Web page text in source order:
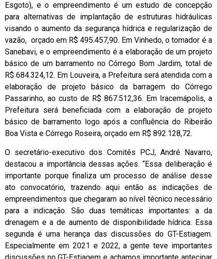
Esgoto), e o empreendimento é um estudo de concepção
para alternativas de implantação de estruturas hidráulicas
visando o aumento da segurança hídrica e regularização de
vazão, orçado em R$ 495.457,90. Em Vinhedo, o tomador é a
Sanebavi, e o empreendimento é a elaboração de um projeto
básico de um barramento no Córrego Bom Jardim, total de
R$ 684.324,12. Em Louveira, a Prefeitura será atendida com a
elaboração de projeto básico da barragem do Córrego
Passarinho, ao custo de R$ 867.512,36. Em Iracemápolis, a
Prefeitura será beneficiada com a elaboração de projeto
básico de barramento logo após a confluência do Ribeirão
Boa Vista e Córrego Roseira, orçado em R$ 892.128,72.
O secretário-executivo dos Comitês PCJ, André Navarro,
destacou a importância dessas ações. “Essa deliberação é
importante porque finaliza um processo de análise desse
ato convocatório, trazendo aqui então as indicações de
empreendimentos que chegaram ao nível técnico necessário
para a indicação. São duas temáticas importantes: a da
drenagem e a de aumento de disponibilidade hídrica. Essa
segunda é uma herança das discussões do GT-Estiagem.
Especialmente em 2021 e 2022, a gente teve importantes